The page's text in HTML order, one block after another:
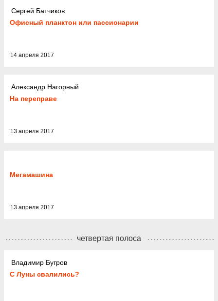
Сергей Батчиков
Офисный планктон или пассионарии
14 апреля 2017
Александр Нагорный
На переправе
13 апреля 2017
Мегамашина
13 апреля 2017
четвертая полоса
Владимир Бугров
С Луны свалились?